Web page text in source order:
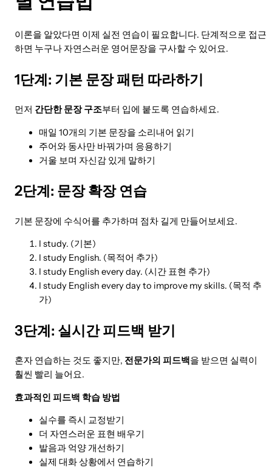
이론을 알았다면 이제 실전 연습이 필요합니다. 단계적으로 접근
하면 누구나 자연스러운 영어문장을 구사할 수 있어요.
1단계: 기본 문장 패턴 따라하기
먼저 간단한 문장 구조부터 입에 붙도록 연습하세요.
매일 10개의 기본 문장을 소리내어 읽기
주어와 동사만 바꿔가며 응용하기
거울 보며 자신감 있게 말하기
2단계: 문장 확장 연습
기본 문장에 수식어를 추가하며 점차 길게 만들어보세요.
I study. (기본)
I study English. (목적어 추가)
I study English every day. (시간 표현 추가)
I study English every day to improve my skills. (목적 추
가)
3단계: 실시간 피드백 받기
혼자 연습하는 것도 좋지만, 전문가의 피드백을 받으면 실력이
훨씬 빨리 늘어요.
효과적인 피드백 학습 방법
실수를 즉시 교정받기
더 자연스러운 표현 배우기
발음과 억양 개선하기
실제 대화 상황에서 연습하기